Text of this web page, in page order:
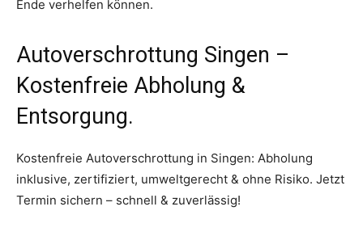
Ende verhelfen können.
Autoverschrottung Singen –
Kostenfreie Abholung &
Entsorgung.
Kostenfreie Autoverschrottung in Singen: Abholung
inklusive, zertifiziert, umweltgerecht & ohne Risiko. Jetzt
Termin sichern – schnell & zuverlässig!